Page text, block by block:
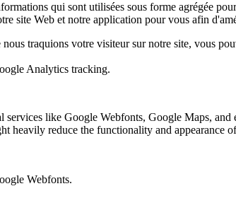
qui sont utilisées sous forme agrégée
site Web et notre application pour vous afin
nous traquions votre visiteur sur notre site, vous
Analytics tracking.
services like Google Webfonts, Google Maps,
heavily reduce the functionality and appearance
Webfonts.